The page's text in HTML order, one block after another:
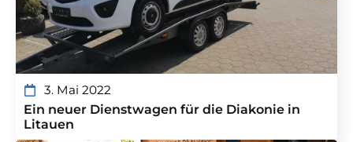
3. Mai 2022
Ein neuer Dienstwagen für die Diakonie in
Litauen